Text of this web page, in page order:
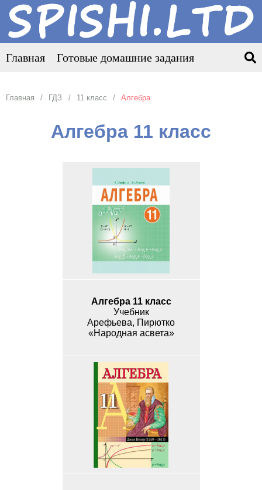
Главная Готовые домашние задания
Главная ГДЗ 11 класс Алгебра
Алгебра 11 класс
Алгебра 11 класс
Учебник
Арефьева, Пирютко
«Народная асвета»